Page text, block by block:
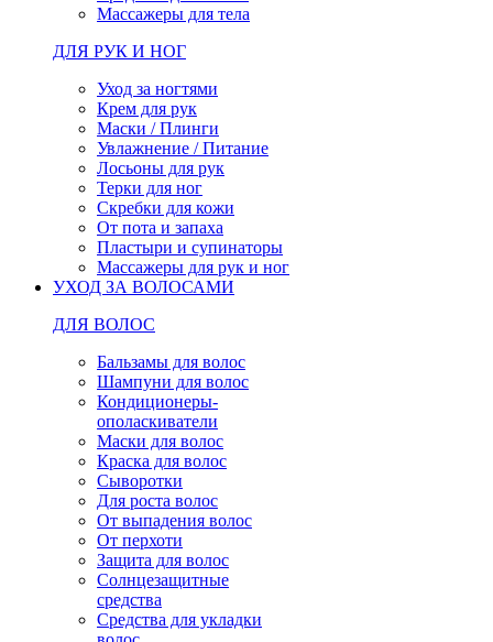
Массажеры для тела
ДЛЯ РУК И НОГ
Уход за ногтями
Крем для рук
Маски / Плинги
Увлажнение / Питание
Лосьоны для рук
Терки для ног
Скребки для кожи
От пота и запаха
Пластыри и супинаторы
Массажеры для рук и ног
УХОД ЗА ВОЛОСАМИ
ДЛЯ ВОЛОС
Бальзамы для волос
Шампуни для волос
Кондиционеры-
ополаскиватели
Маски для волос
Краска для волос
Сыворотки
Для роста волос
От выпадения волос
От перхоти
Защита для волос
Солнцезащитные
средства
Средства для укладки